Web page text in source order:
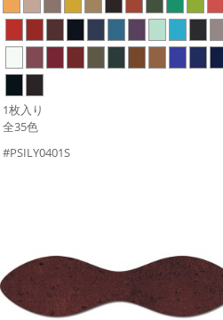
1枚入り
全35色
#PSILY0401S